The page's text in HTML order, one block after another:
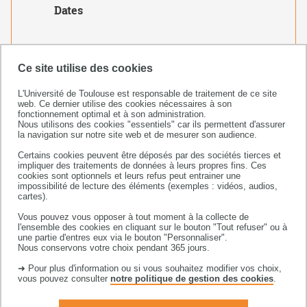
Ce site utilise des cookies
L'Université de Toulouse est responsable de traitement de ce site
web. Ce dernier utilise des cookies nécessaires à son
fonctionnement optimal et à son administration.
Nous utilisons des cookies "essentiels" car ils permettent d'assurer
la navigation sur notre site web et de mesurer son audience.
Certains cookies peuvent être déposés par des sociétés tierces et
impliquer des traitements de données à leurs propres fins. Ces
cookies sont optionnels et leurs refus peut entrainer une
impossibilité de lecture des éléments (exemples : vidéos, audios,
cartes).
Vous pouvez vous opposer à tout moment à la collecte de
l'ensemble des cookies en cliquant sur le bouton "Tout refuser" ou à
une partie d'entres eux via le bouton "Personnaliser".
Nous conservons votre choix pendant 365 jours.
➜ Pour plus d'information ou si vous souhaitez modifier vos choix,
vous pouvez consulter notre politique de gestion des cookies
Dates
Créé le20 février 2019
Faculté sciences et ingénierie
Bâtiment 3R1 b2 / 3e étage
118 route de Narbonne
31062 Toulouse cedex 09
+33 (0)5 82 52 57 21/22